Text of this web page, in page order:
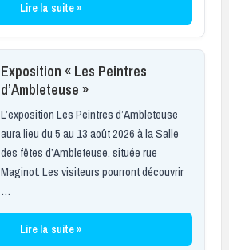
Lire la suite »
Exposition « Les Peintres
d’Ambleteuse »
L’exposition Les Peintres d’Ambleteuse
aura lieu du 5 au 13 août 2026 à la Salle
des fêtes d’Ambleteuse, située rue
Maginot. Les visiteurs pourront découvrir
…
Lire la suite »